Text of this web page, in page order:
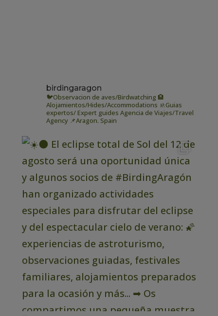
birdingaragon
🐦Observacion de aves/Birdwatching 🏨
Alojamientos/Hides/Accommodations 🚸Guias
expertos/ Expert guides Agencia de Viajes/Travel
Agency📌Aragon. Spain